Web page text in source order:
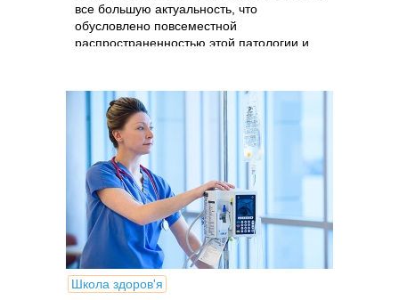
все большую актуальность, что
обусловлено повсеместной
распространенностью этой патологии и
Школа здоров'я